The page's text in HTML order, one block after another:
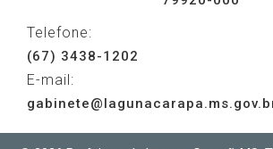
Telefone:
(67) 3438-1202
E-mail: